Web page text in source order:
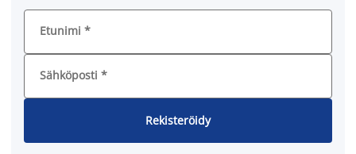
Etunimi *
Sähköposti *
Rekisteröidy